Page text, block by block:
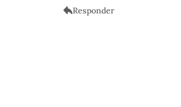
Responder